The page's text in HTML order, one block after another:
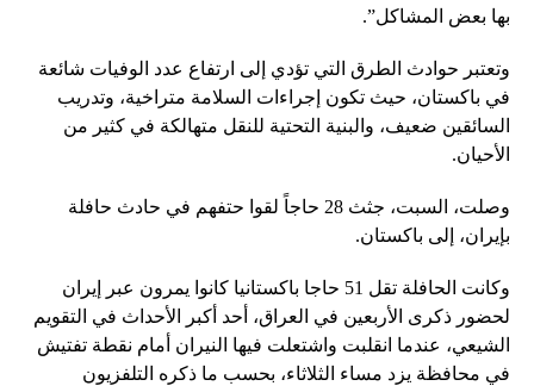
بها بعض المشاكل”.
وتعتبر حوادث الطرق التي تؤدي إلى ارتفاع عدد الوفيات شائعة
في باكستان، حيث تكون إجراءات السلامة متراخية، وتدريب
السائقين ضعيف، والبنية التحتية للنقل متهالكة في كثير من
الأحيان.
وصلت، السبت، جثث 28 حاجاً لقوا حتفهم في حادث حافلة
بإيران، إلى باكستان.
وكانت الحافلة تقل 51 حاجا باكستانيا كانوا يمرون عبر إيران
لحضور ذكرى الأربعين في العراق، أحد أكبر الأحداث في التقويم
الشيعي، عندما انقلبت واشتعلت فيها النيران أمام نقطة تفتيش
في محافظة يزد مساء الثلاثاء، بحسب ما ذكره التلفزيون